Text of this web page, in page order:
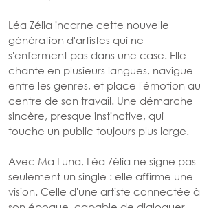
Léa Zélia incarne cette nouvelle
génération d'artistes qui ne
s'enferment pas dans une case. Elle
chante en plusieurs langues, navigue
entre les genres, et place l'émotion au
centre de son travail. Une démarche
sincère, presque instinctive, qui
touche un public toujours plus large.
Avec Ma Luna, Léa Zélia ne signe pas
seulement un single : elle affirme une
vision. Celle d'une artiste connectée à